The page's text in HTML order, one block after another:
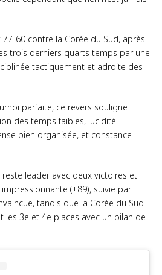
77-60 contre la Corée du Sud, après
trois derniers quarts temps par une
tactiquement et adroite des
parfaite, ce revers souligne
des temps faibles, lucidité
bien organisée, et constance
reste leader avec deux victoires et
(+89), suivie par
tandis que la Corée du Sud
les 3e et 4e places avec un bilan de